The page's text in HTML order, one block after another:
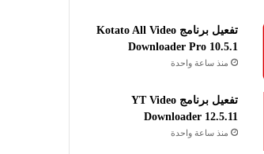
تفعيل برنامج Kotato All Video
Downloader Pro 10.5.1
منذ ساعة واحدة
تفعيل برنامج YT Video
Downloader 12.5.11
منذ ساعة واحدة